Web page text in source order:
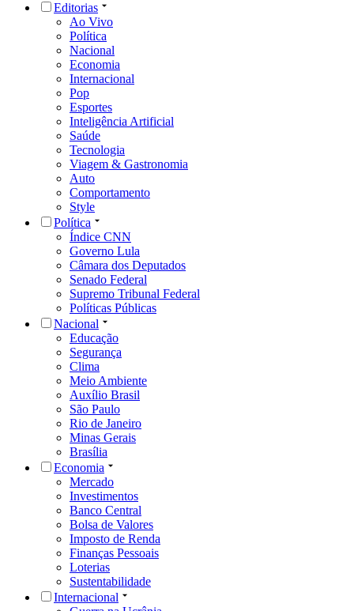
Editorias
Ao Vivo
Política
Nacional
Economia
Internacional
Pop
Esportes
Inteligência Artificial
Saúde
Tecnologia
Viagem & Gastronomia
Auto
Comportamento
Style
Política
Índice CNN
Governo Lula
Câmara dos Deputados
Senado Federal
Supremo Tribunal Federal
Políticas Públicas
Nacional
Educação
Segurança
Clima
Meio Ambiente
Auxílio Brasil
São Paulo
Rio de Janeiro
Minas Gerais
Brasília
Economia
Mercado
Investimentos
Banco Central
Bolsa de Valores
Imposto de Renda
Finanças Pessoais
Loterias
Sustentabilidade
Internacional